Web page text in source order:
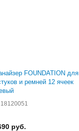
FOUNDATION для
и ремней 12 ячеек
руб.